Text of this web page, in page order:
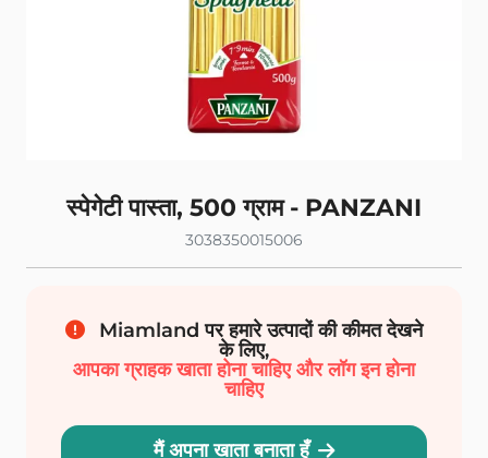
स्पेगेटी पास्ता, 500 ग्राम - PANZANI
3038350015006
Miamland पर हमारे उत्पादों की कीमत देखने
के लिए,
आपका ग्राहक खाता होना चाहिए और लॉग इन होना
चाहिए
मैं अपना खाता बनाता हूँ